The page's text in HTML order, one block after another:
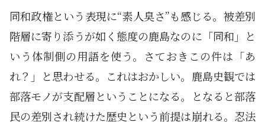
同和政権という表現に“素人臭さ”も感じる。被差別
階層に寄り添うが如く態度の鹿島なのに「同和」と
いう体制側の用語を使う。さておきこの件は「あ
れ？」と思わせる。これはおかしい。鹿島史観では
部落モノが支配層ということになる。となると部落
民の差別され続けた歴史という前提は崩れる。忍法